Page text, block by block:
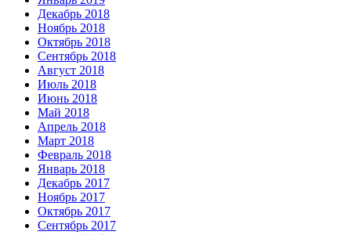
Декабрь 2018
Ноябрь 2018
Октябрь 2018
Сентябрь 2018
Август 2018
Июль 2018
Июнь 2018
Май 2018
Апрель 2018
Март 2018
Февраль 2018
Январь 2018
Декабрь 2017
Ноябрь 2017
Октябрь 2017
Сентябрь 2017